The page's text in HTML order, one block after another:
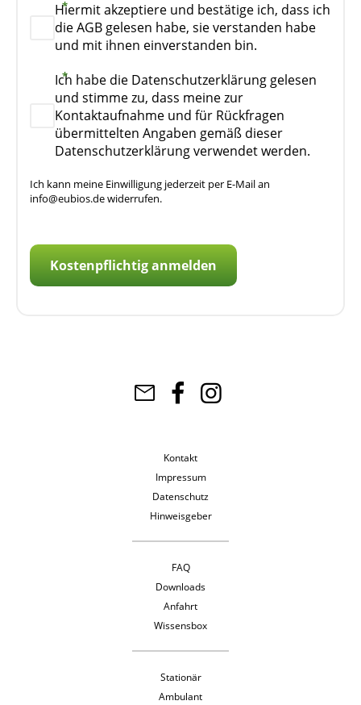
Hiermit akzeptiere und bestätige ich, dass ich
die AGB gelesen habe, sie verstanden habe
und mit ihnen einverstanden bin.
Ich habe die Datenschutzerklärung gelesen
und stimme zu, dass meine zur
Kontaktaufnahme und für Rückfragen
übermittelten Angaben gemäß dieser
Datenschutzerklärung verwendet werden.
Ich kann meine Einwilligung jederzeit per E-Mail an
info@eubios.de widerrufen.
Kostenpflichtig anmelden
Kontakt
Impressum
Datenschutz
Hinweisgeber
FAQ
Downloads
Anfahrt
Wissensbox
Stationär
Ambulant